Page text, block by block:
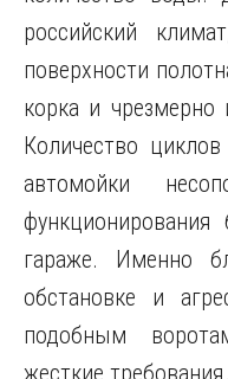
российский
поверхности
корка и чрезмерно
Количество
автомойки
гараже. Именно
обстановке и
подобным
жесткие требования.